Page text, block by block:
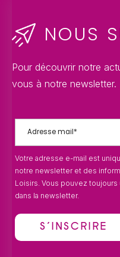
NOUS
Pour découvrir notre
vous à notre newsletter.
Votre adresse e-mail est
notre newsletter et des
Loisirs. Vous pouvez
dans la newsletter.